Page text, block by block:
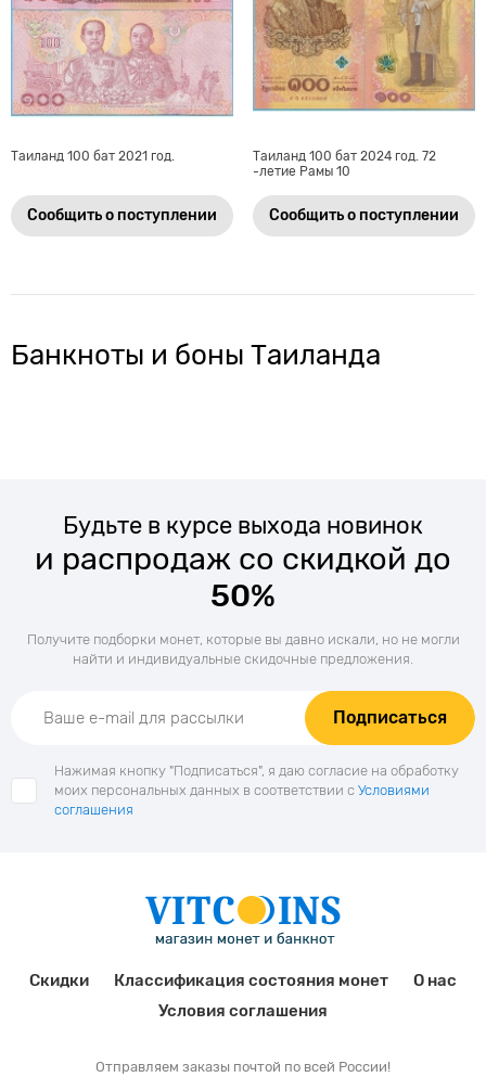
Таиланд 100 бат 2021 год.
Сообщить о поступлении
Таиланд 100 бат 2024 год. 72
-летие Рамы 10
Сообщить о поступлении
Банкноты и боны Таиланда
Будьте в курсе выхода новинок
и распродаж со скидкой до
50%
Получите подборки монет, которые вы давно искали, но не могли
найти и индивидуальные скидочные предложения.
Подписаться
Нажимая кнопку "Подписаться", я даю согласие на обработку
моих персональных данных в соответствии с Условиями
соглашения
Скидки Классификация состояния монет
О нас
Условия соглашения
Отправляем заказы почтой по всей России!